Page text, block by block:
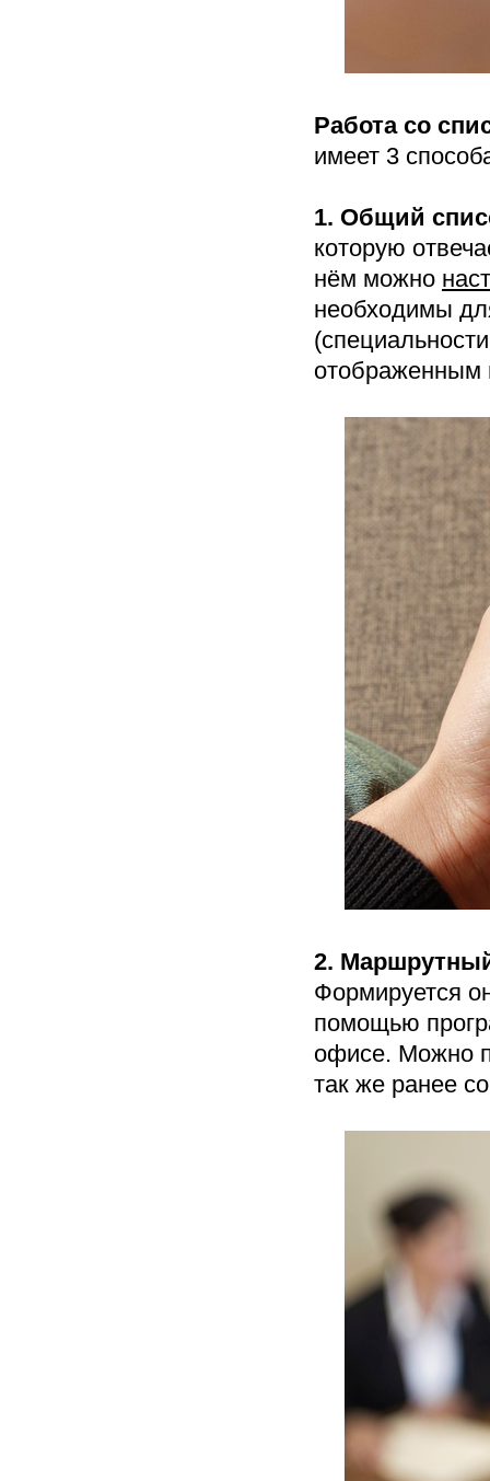
Работа со
имеет 3
1. Общий
которую
нём можно
необходимы
отображенным
2.
Формируется
помощью
офисе. Можно
так же ранее